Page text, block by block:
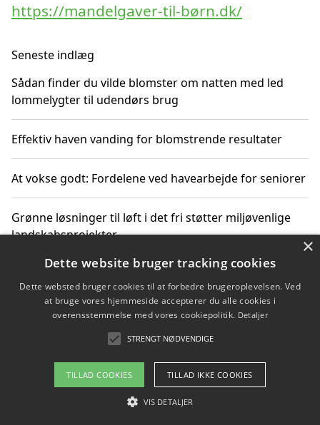
https://mandelgaver-til-børn.dk/
Seneste indlæg
Sådan finder du vilde blomster om natten med led
lommelygter til udendørs brug
Effektiv haven vanding for blomstrende resultater
At vokse godt: Fordelene ved havearbejde for seniorer
Grønne løsninger til løft i det fri støtter miljøvenlige
landskabsprojekter
Gør haven til et frirum for familien og naturen
Copyright 2026 - Pilanto Aps
Om / kontakt
Blog Betingelser
×
Dette website bruger tracking cookies
Dette websted bruger cookies til at forbedre brugeroplevelsen. Ved
at bruge vores hjemmeside accepterer du alle cookies i
overensstemmelse med vores cookiepolitik. Detaljer
STRENGT NØDVENDIGE
TILLAD COOKIES TILLAD IKKE COOKIES
VIS DETALJER